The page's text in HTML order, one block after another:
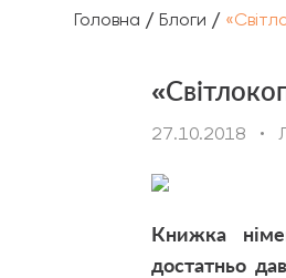
Головна / Блоги /
27.10.2018 •
Книжка
достатньо